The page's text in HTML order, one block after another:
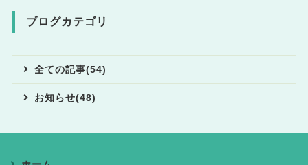
ブログカテゴリ
全ての記事(54)
お知らせ(48)